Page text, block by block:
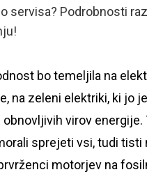
servisa? Podrobnosti
bo temeljila na
na zeleni elektriki, ki jo
virov energije.
sprejeti vsi, tudi tisti
motorjev na